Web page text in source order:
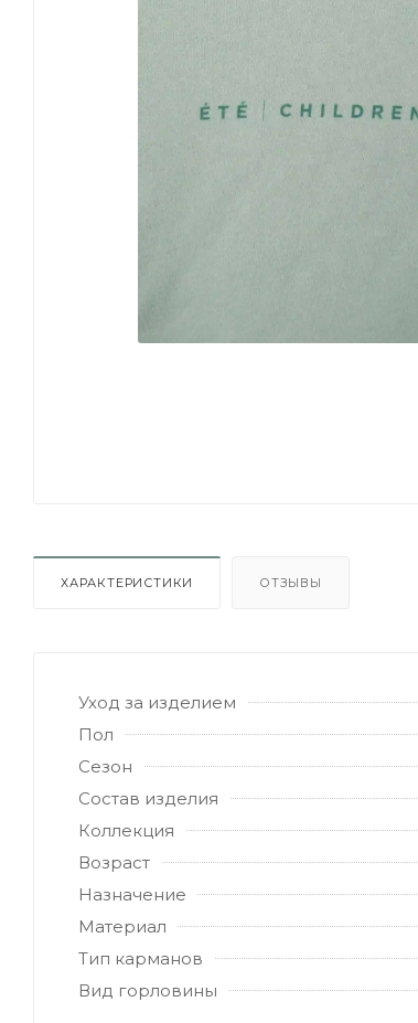
ХАРАКТЕРИСТИКИ ОТЗЫВЫ
Уход за изделием
Пол
Сезон
Состав изделия
Коллекция
Возраст
Назначение
Материал
Тип карманов
Вид горловины